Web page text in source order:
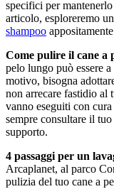
specifici per
articolo, esploreremo
shampoo
Come pulire il cane a
pelo lungo può essere
motivo, bisogna
non arrecare fastidio al
vanno eseguiti con
sempre consultare il
supporto.
4 passaggi per un
Arcaplanet, al parco
pulizia del tuo cane a